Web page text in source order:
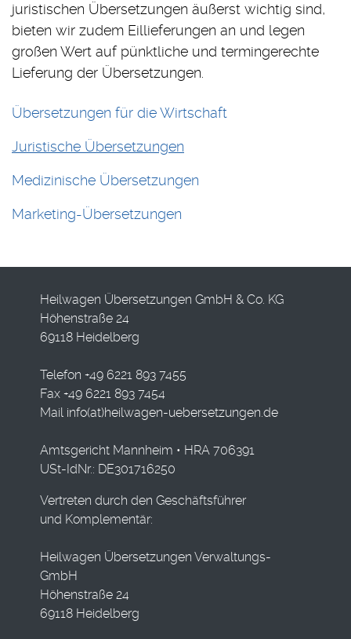
juristischen Übersetzungen äußerst wichtig sind,
bieten wir zudem Eillieferungen an und legen
großen Wert auf pünktliche und termingerechte
Lieferung der Übersetzungen.
Übersetzungen für die Wirtschaft
Juristische Übersetzungen
Medizinische Übersetzungen
Marketing-Übersetzungen
Heilwagen Übersetzungen GmbH & Co. KG
Höhenstraße 24
69118 Heidelberg
Telefon +49 6221 893 7455
Fax +49 6221 893 7454
Mail info(at)heilwagen-uebersetzungen.de
Amtsgericht Mannheim • HRA 706391
USt-IdNr.: DE301716250
Vertreten durch den Geschäftsführer
und Komplementär:
Heilwagen Übersetzungen Verwaltungs-
GmbH
Höhenstraße 24
69118 Heidelberg